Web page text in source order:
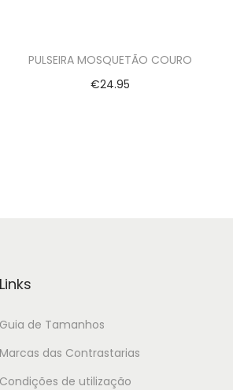
PULSEIRA MOSQUETÃO COURO
€24.95
Links
Guia de Tamanhos
Marcas das Contrastarias
Condições de utilização